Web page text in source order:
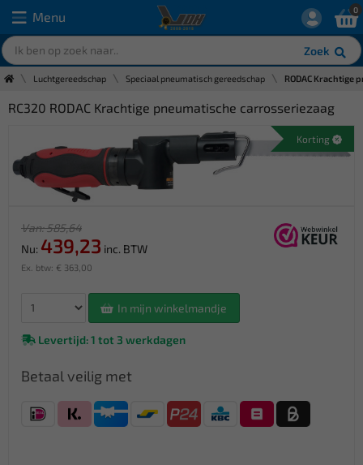
Menu
Zoek
0
Luchtgereedschap Speciaal pneumatisch gereedschap RODAC Krachtige
RC320 RODAC Krachtige pneumatische carrosseriezaag
Korting
Van: 585,64
Nu: 439,23 inc. BTW
Ex. btw: € 363,00
In mijn winkelmandje
Levertijd: 1 tot 3 werkdagen
Betaal veilig met